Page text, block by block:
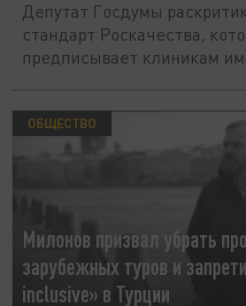
Депутат Госдумы
стандарт Роскачества,
предписывает клиникам
Милонов призвал убрать
зарубежных туров и
inclusive» в Турции
ОБЩЕСТВО